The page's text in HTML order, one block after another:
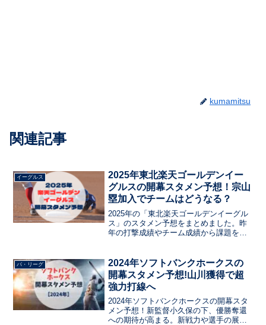
kumamitsu
関連記事
イーグルス
2025年東北楽天ゴールデンイー
グルスの開幕スタメン予想！宗山
塁加入でチームはどうなる？
2025年の「東北楽天ゴールデンイーグル
ス」のスタメン予想をまとめました。昨
年の打撃成績やチーム成績から課題をま
とめています。ルーキーのスタメン入り
はあるか？ベテランの起用は？
パ・リーグ
2024年ソフトバンクホークスの
開幕スタメン予想!山川獲得で超
強力打線へ
2024年ソフトバンクホークスの開幕スタ
メン予想！新監督小久保の下、優勝奪還
への期待が高まる。新戦力や選手の展